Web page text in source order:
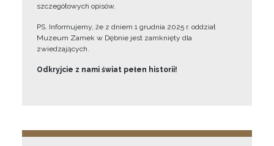
szczegółowych opisów.
PS. Informujemy, że z dniem 1 grudnia 2025 r. oddział
Muzeum Zamek w Dębnie jest zamknięty dla
zwiedzających.
Odkryjcie z nami świat pełen historii!